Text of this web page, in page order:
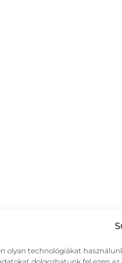
olyan technológiákat